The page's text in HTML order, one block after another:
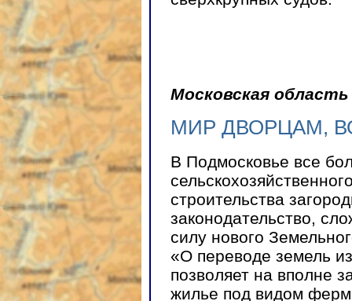
Московская область
МИР ДВОРЦАМ,
В Подмосковье все
строительства
законодательство,
силу нового
«О переводе земель
позволяет на вполне
жилье под видом